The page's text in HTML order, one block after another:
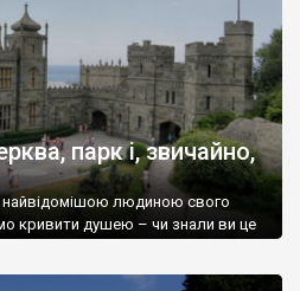
парк і, звичайно,
найвідомішою людиною свого
кривити душею – чи знали ви це